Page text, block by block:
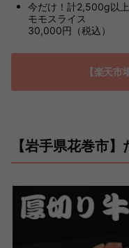
今だけ！計2,500g以
モモスライス
30,000円（税込）
【楽天
【岩手県花巻市